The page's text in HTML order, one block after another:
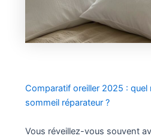
Comparatif oreiller 2025 :
sommeil réparateur ?
Vous réveillez-vous souvent